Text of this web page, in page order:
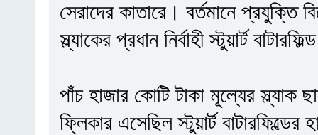
সেরাদের কাতারে। বর্তমানে
স্ল্যাকের প্রধান নির্বাহী স্টুয়ার্ট
পাঁচ হাজার কোটি টাকা মূল্যের স্ল্যাক
ফ্লিকার এসেছিল স্টুয়ার্ট